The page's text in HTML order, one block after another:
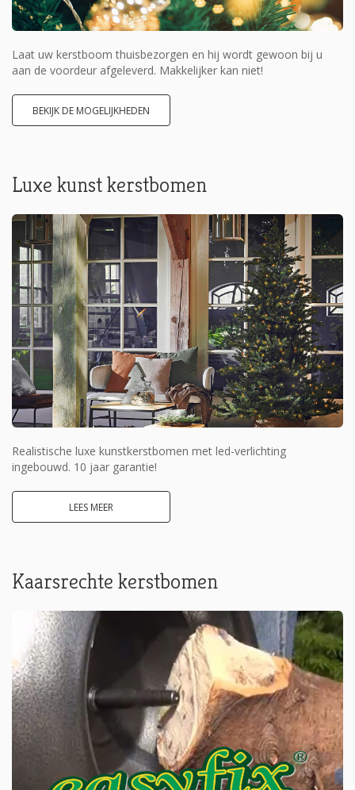
Laat uw kerstboom thuisbezorgen en hij wordt gewoon bij u
aan de voordeur afgeleverd. Makkelijker kan niet!
BEKIJK DE MOGELIJKHEDEN
Luxe kunst kerstbomen
Realistische luxe kunstkerstbomen met led-verlichting
ingebouwd. 10 jaar garantie!
LEES MEER
Kaarsrechte kerstbomen